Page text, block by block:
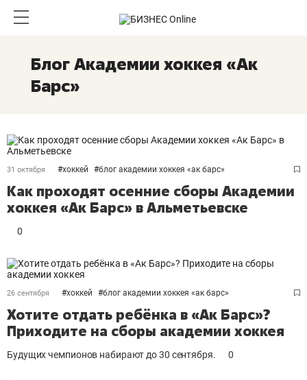
Блог Академии хоккея «Ак
Барс»
31 октября #хоккей #блог академии хоккея «ак барс»
Как проходят осенние сборы Академии
хоккея «Ак Барс» в Альметьевске
0
26 сентября #хоккей #блог академии хоккея «ак барс»
Хотите отдать ребёнка в «Ак Барс»?
Приходите на сборы академии хоккея
Будущих чемпионов набирают до 30 сентября. 0